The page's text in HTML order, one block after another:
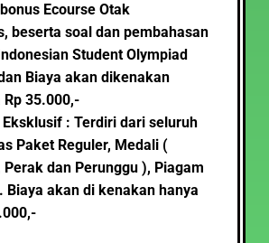
Ecourse Otak
beserta soal dan pembahasan
Student Olympiad
Biaya akan dikenakan
Rp 35.000,-
Eksklusif : Terdiri dari seluruh
Paket Reguler, Medali (
Perak dan Perunggu ), Piagam
. Biaya akan di kenakan hanya